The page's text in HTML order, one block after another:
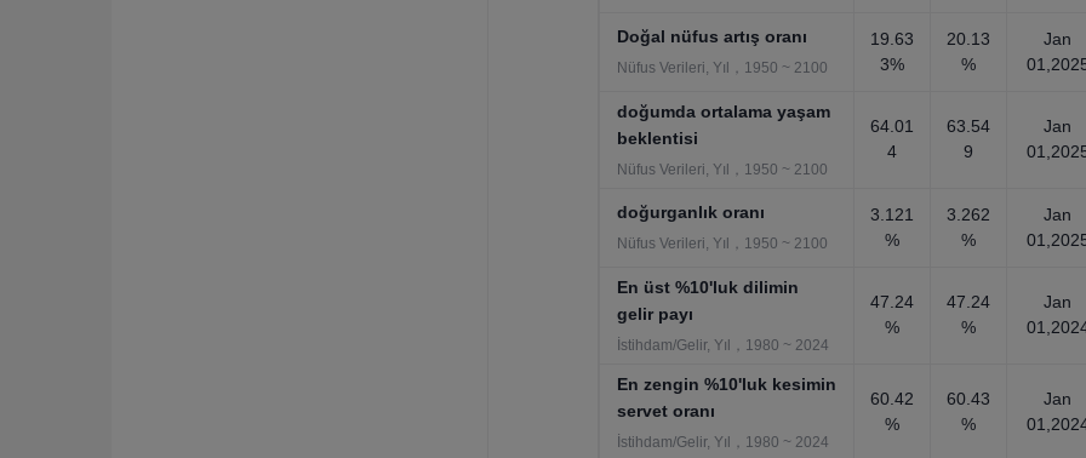
Doğal nüfus artış oranı
Nüfus Verileri, Yıl，1950 ~ 2100
19.63
3%
20.13
%
Jan
doğumda ortalama yaşam
beklentisi
Nüfus Verileri, Yıl，1950 ~ 2100
64.01
4
63.54
9
Jan
doğurganlık oranı
Nüfus Verileri, Yıl，1950 ~ 2100
3.121
%
3.262
%
Jan
En üst %10'luk dilimin
gelir payı
İstihdam/Gelir, Yıl，1980 ~ 2024
47.24
%
47.24
%
Jan
En zengin %10'luk kesimin
servet oranı
İstihdam/Gelir, Yıl，1980 ~ 2024
60.42
%
60.43
%
Jan